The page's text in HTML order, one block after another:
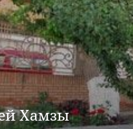
Хамзы